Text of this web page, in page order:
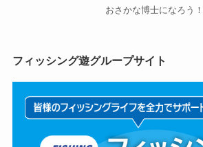
おさかな博士になろう！
フィッシング遊グループサイト